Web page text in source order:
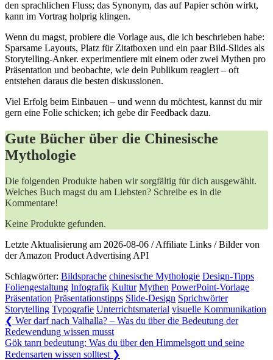
den ⁤sprachlichen Fluss; das Synonym,‍ das auf​ Papier‌ schön wirkt,
kann im ‍Vortrag holprig klingen.
Wenn du magst, probiere‌ die Vorlage aus, die ich ⁤beschrieben habe:
Sparsame Layouts, Platz für Zitatboxen und ein paar ‍Bild-Slides ‍als
Storytelling-Anker. experimentiere mit einem oder⁤ zwei Mythen pro
Präsentation und beobachte, wie dein Publikum reagiert – oft
entstehen ‌daraus die besten diskussionen.
Viel Erfolg⁤ beim‌ Einbauen – und wenn du möchtest, kannst du‌ mir
gern eine Folie schicken;‌ ich gebe dir Feedback⁤ dazu.
Gute Bücher über die Chinesische
Mythologie
Die folgenden Produkte haben wir sorgfältig für dich ausgewählt.
Welches Buch magst du am Liebsten? Schreibe es in die
Kommentare!
Keine Produkte gefunden.
Letzte Aktualisierung am 2026-08-06 / Affiliate Links / Bilder von
der Amazon Product Advertising API
Schlagwörter: Bildsprache chinesische Mythologie Design-Tipps
Foliengestaltung Infografik Kultur Mythen PowerPoint-Vorlage
Präsentation Präsentationstipps Slide-Design Sprichwörter
Storytelling Typografie Unterrichtsmaterial visuelle Kommunikation
Beitragsnavigation
❮ Previous
Post:
Wer darf nach Valhalla? – Was du über die Bedeutung der
Redewendung wissen musst
Next
Post:
Gök tanrı bedeutung: Was du über den Himmelsgott und seine
Redensarten wissen solltest ❯